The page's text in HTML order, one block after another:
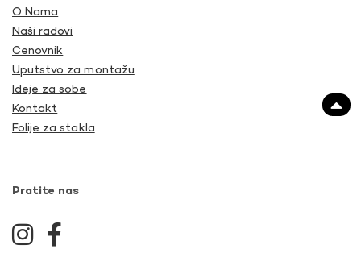
O Nama
Naši radovi
Cenovnik
Uputstvo za montažu
Ideje za sobe
Kontakt
Folije za stakla
Pratite nas